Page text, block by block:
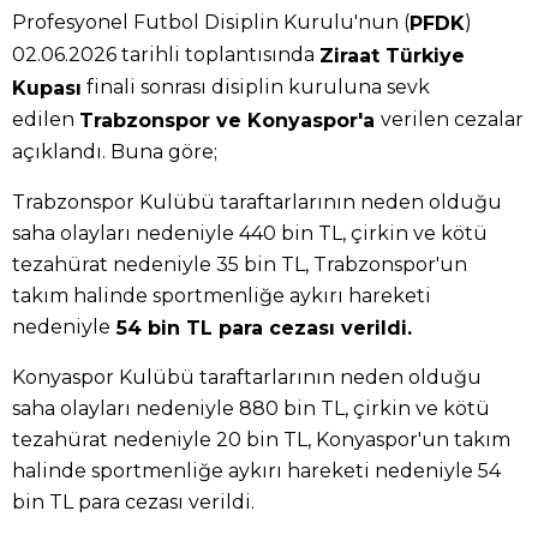
Profesyonel Futbol Disiplin Kurulu'nun (PFDK)
02.06.2026 tarihli toplantısında Ziraat Türkiye
Kupası finali sonrası disiplin kuruluna sevk
edilen Trabzonspor ve Konyaspor'a verilen cezalar
açıklandı. Buna göre;
Trabzonspor Kulübü taraftarlarının neden olduğu
saha olayları nedeniyle 440 bin TL, çirkin ve kötü
tezahürat nedeniyle 35 bin TL, Trabzonspor'un
takım halinde sportmenliğe aykırı hareketi
nedeniyle 54 bin TL para cezası verildi.
Konyaspor Kulübü taraftarlarının neden olduğu
saha olayları nedeniyle 880 bin TL, çirkin ve kötü
tezahürat nedeniyle 20 bin TL, Konyaspor'un takım
halinde sportmenliğe aykırı hareketi nedeniyle 54
bin TL para cezası verildi.